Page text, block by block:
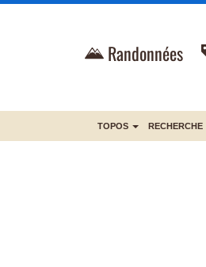
Randonnées
TOPOS RECHERCHE